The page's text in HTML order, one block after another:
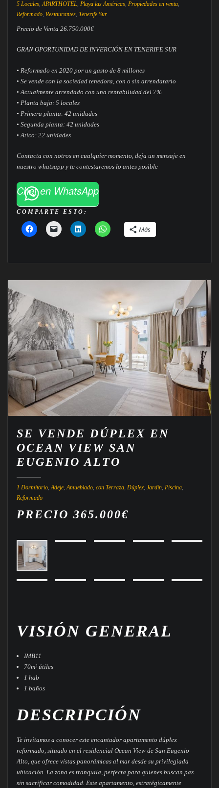
5 Locales,APARTHOTEL, Playa las Américas, Propiedades en venta,
Reformado, Restaurantes, Tenerife Sur
Precio de Venta 26.750.000€
GRAN OPORTUNIDAD DE INVERCIÓN EN TENERIFE SUR
• Reformado en 2020 por un gasto de 8 millones
• Se vende con la sociedad tenedora, con o sin arrendatario
• Actualmente arrendado con una rentabilidad del 7%
• Planta baja: 5 locales
• Primera planta: 42 unidades
• Segunda planta: 42 unidades
• Atico: 22 unidades
Contacta con notros en cualquier momento, deja un mensaje en
nuestro whatsapp y te contestaremos lo antes posible
Chat en WhatsApp
COMPARTE ESTO:
Más
SE VENDE DÚPLEX EN
OCEAN VIEW SAN
EUGENIO ALTO
1 Dormitorio,Adeje,Amueblado, con Terraza, Dúplex, Jardin, Piscina,
Reformado
PRECIO 365.000€
VISIÓN GENERAL
IMB11
70m² útiles
1 hab
1 baños
DESCRIPCIÓN
Te invitamos a conocer este encantador apartamento dúplex
reformado, situado en el residencial Ocean View de San Eugenio
Alto, que ofrece vistas panorámicas al mar desde su privilegiada
ubicación. La zona es tranquila, perfecta para quienes buscan paz
sin sacrificar comodidad. Este apartamento, estratégicamente